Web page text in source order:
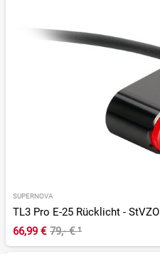
SUPERNOVA
TL3 Pro E-25 Rücklicht - StVZO
66,99 € 79,- €¹